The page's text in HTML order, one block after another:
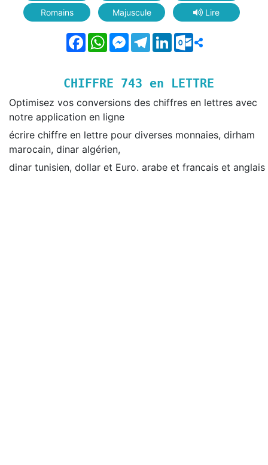
Romains
Majuscule Lire
FacebookWhatsAppMessenger
Telegram
LinkedInOutlook.com
CHIFFRE 743 en LETTRE
Optimisez vos conversions des chiffres en lettres avec
notre application en ligne
écrire chiffre en lettre pour diverses monnaies, dirham
marocain, dinar algérien,
dinar tunisien, dollar et Euro. arabe et francais et anglais